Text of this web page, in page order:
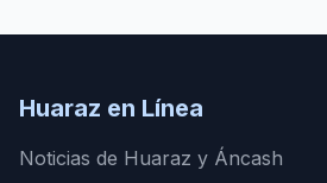
Huaraz en Línea
Noticias de Huaraz y Áncash